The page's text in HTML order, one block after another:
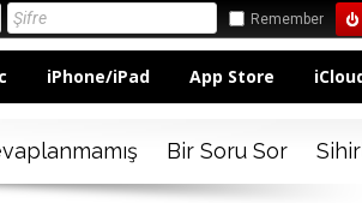
Remember
iPhone/iPad App Store
Bir Soru Sor